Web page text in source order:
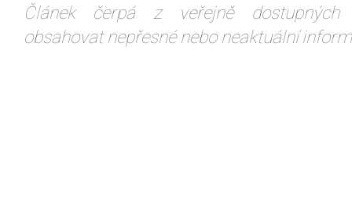
Článek čerpá z veřejně dostupných
obsahovat nepřesné nebo neaktuální